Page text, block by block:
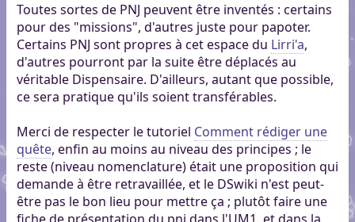
Toutes sortes de PNJ peuvent être inventés : certains
pour des "missions", d'autres juste pour papoter.
Certains PNJ sont propres à cet espace du Lirri'a,
d'autres pourront par la suite être déplacés au
véritable Dispensaire. D'ailleurs, autant que possible,
ce sera pratique qu'ils soient transférables.
Merci de respecter le tutoriel Comment rédiger une
quête, enfin au moins au niveau des principes ; le
reste (niveau nomenclature) était une proposition qui
demande à être retravaillée, et le DSwiki n'est peut-
être pas le bon lieu pour mettre ça ; plutôt faire une